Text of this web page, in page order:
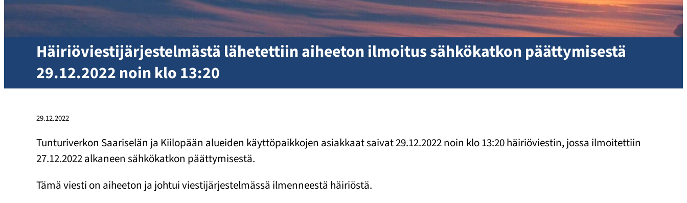
Häiriöviestijärjestelmästä lähetettiin aiheeton ilmoitus sähkökatkon päättymisestä
29.12.2022 noin klo 13:20
29.12.2022
Tunturiverkon Saariselän ja Kiilopään alueiden käyttöpaikkojen asiakkaat saivat 29.12.2022 noin klo 13:20 häiriöviestin, jossa ilmoitettiin
27.12.2022 alkaneen sähkökatkon päättymisestä.
Tämä viesti on aiheeton ja johtui viestijärjestelmässä ilmenneestä häiriöstä.